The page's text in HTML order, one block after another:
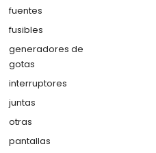
fuentes
fusibles
generadores de
gotas
interruptores
juntas
otras
pantallas